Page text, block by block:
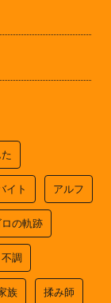
イト アルフ
ロの軌跡
不調
族 揉み師